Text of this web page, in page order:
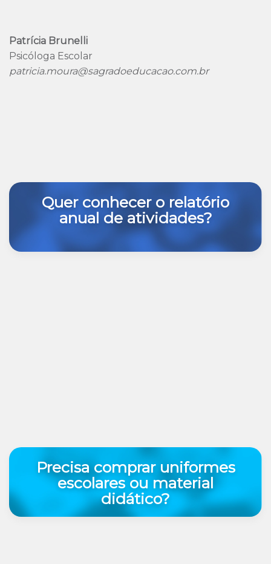
Patrícia Brunelli
Psicóloga Escolar
patricia.moura@sagradoeducacao.com.br
Quer conhecer o relatório
anual de atividades?
Precisa comprar uniformes
escolares ou material
didático?